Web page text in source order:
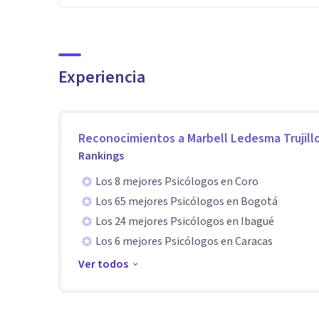
Experiencia
Reconocimientos a Marbell Ledesma
Rankings
Los 8 mejores Psicólogos en Coro
Los 65 mejores Psicólogos en Bogotá
Los 24 mejores Psicólogos en Ibagué
Los 6 mejores Psicólogos en Caracas
Ver todos